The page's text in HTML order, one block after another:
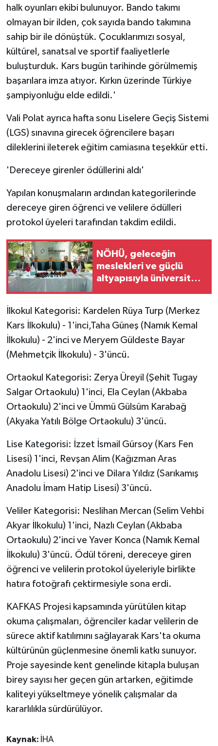
halk oyunları ekibi bulunuyor. Bando takımı
olmayan bir ilden, çok sayıda bando takımına
sahip bir ile dönüştük. Çocuklarımızı sosyal,
kültürel, sanatsal ve sportif faaliyetlerle
buluşturduk. Kars bugün tarihinde görülmemiş
başarılara imza atıyor. Kırkın üzerinde Türkiye
şampiyonluğu elde edildi.'
Vali Polat ayrıca hafta sonu Liselere Geçiş Sistemi
(LGS) sınavına girecek öğrencilere başarı
dileklerini ileterek eğitim camiasına teşekkür etti.
'Dereceye girenler ödüllerini aldı'
Yapılan konuşmaların ardından kategorilerinde
dereceye giren öğrenci ve velilere ödülleri
protokol üyeleri tarafından takdim edildi.
NÖHÜ, geleceğin
meslekleri ve güçlü
altyapısıyla üniversite
İlkokul Kategorisi: Kardelen Rüya Turp (Merkez
Kars İlkokulu) - 1'inci,Taha Güneş (Namık Kemal
İlkokulu) - 2'inci ve Meryem Güldeste Bayar
(Mehmetçik İlkokulu) - 3'üncü.
Ortaokul Kategorisi: Zerya Üreyil (Şehit Tugay
Salgar Ortaokulu) 1'inci, Ela Ceylan (Akbaba
Ortaokulu) 2'inci ve Ümmü Gülsüm Karabağ
(Akyaka Yatılı Bölge Ortaokulu) 3'üncü.
Lise Kategorisi: İzzet İsmail Gürsoy (Kars Fen
Lisesi) 1'inci, Revşan Alim (Kağızman Aras
Anadolu Lisesi) 2'inci ve Dilara Yıldız (Sarıkamış
Anadolu İmam Hatip Lisesi) 3'üncü.
Veliler Kategorisi: Neslihan Mercan (Selim Vehbi
Akyar İlkokulu) 1'inci, Nazlı Ceylan (Akbaba
Ortaokulu) 2'inci ve Yaver Konca (Namık Kemal
İlkokulu) 3'üncü. Ödül töreni, dereceye giren
öğrenci ve velilerin protokol üyeleriyle birlikte
hatıra fotoğrafı çektirmesiyle sona erdi.
KAFKAS Projesi kapsamında yürütülen kitap
okuma çalışmaları, öğrenciler kadar velilerin de
sürece aktif katılımını sağlayarak Kars'ta okuma
kültürünün güçlenmesine önemli katkı sunuyor.
Proje sayesinde kent genelinde kitapla buluşan
birey sayısı her geçen gün artarken, eğitimde
kaliteyi yükseltmeye yönelik çalışmalar da
kararlılıkla sürdürülüyor.
Kaynak: İHA